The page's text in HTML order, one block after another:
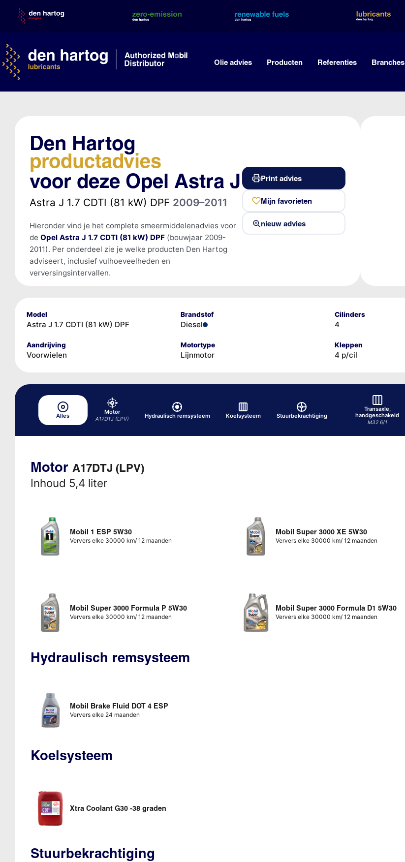
content
Olie advies Producten Referenties Branches
Den Hartog
productadvies
voor deze Opel Astra J
Astra J 1.7 CDTI (81 kW) DPF 2009–2011
Hieronder vind je het complete smeermiddelenadvies voor
de Opel Astra J 1.7 CDTI (81 kW) DPF(bouwjaar 2009-
2011). Per onderdeel zie je welke producten Den Hartog
adviseert, inclusief vulhoeveelheden en
verversingsintervallen.
Print advies
Mijn favorieten
nieuw advies
Model
Astra J 1.7 CDTI (81 kW) DPF
Brandstof
Diesel
Cilinders
4
Aandrijving
Voorwielen
Motortype
Lijnmotor
Kleppen
4 p/cil
Alles
Motor
A17DTJ (LPV) Hydraulisch remsysteem Koelsysteem Stuurbekrachtiging
Transaxle,
handgeschakeld
M32 6/1
Motor A17DTJ (LPV)
Inhoud 5,4 liter
Mobil 1 ESP 5W30
Ververs elke 30000 km/ 12 maanden
Mobil Super 3000 XE 5W30
Ververs elke 30000 km/ 12 maanden
Mobil Super 3000 Formula P 5W30
Ververs elke 30000 km/ 12 maanden
Mobil Super 3000 Formula D1 5W30
Ververs elke 30000 km/ 12 maanden
Hydraulisch remsysteem
Mobil Brake Fluid DOT 4 ESP
Ververs elke 24 maanden
Koelsysteem
Xtra Coolant G30 -38 graden
Stuurbekrachtiging